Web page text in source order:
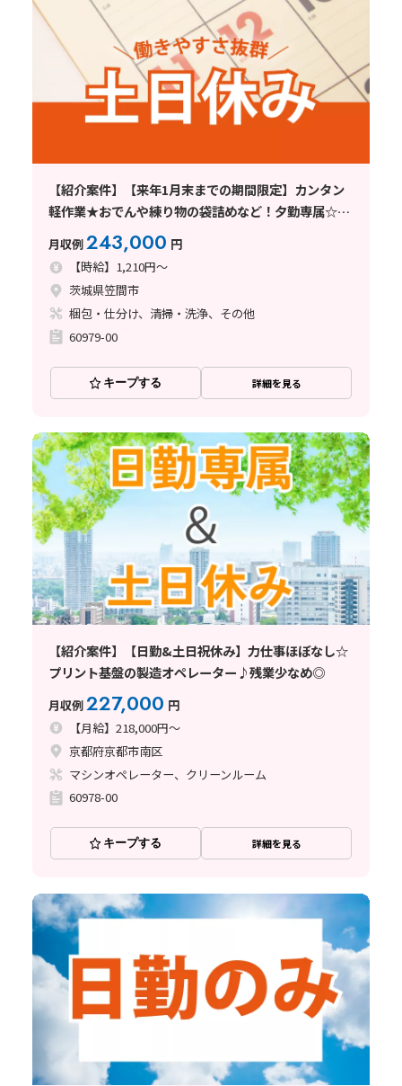
【紹介案件】【来年1月末までの期間限定】カンタン
軽作業★おでんや練り物の袋詰めなど！夕勤専属☆土
日休み！残業少なめ
月収例243,000 円
【時給】1,210円～
茨城県笠間市
梱包・仕分け、清掃・洗浄、その他
60979-00
キープする 詳細を見る
【紹介案件】【日勤&土日祝休み】力仕事ほぼなし☆
プリント基盤の製造オペレーター♪残業少なめ◎
月収例227,000 円
【月給】218,000円～
京都府京都市南区
マシンオペレーター、クリーンルーム
60978-00
キープする 詳細を見る